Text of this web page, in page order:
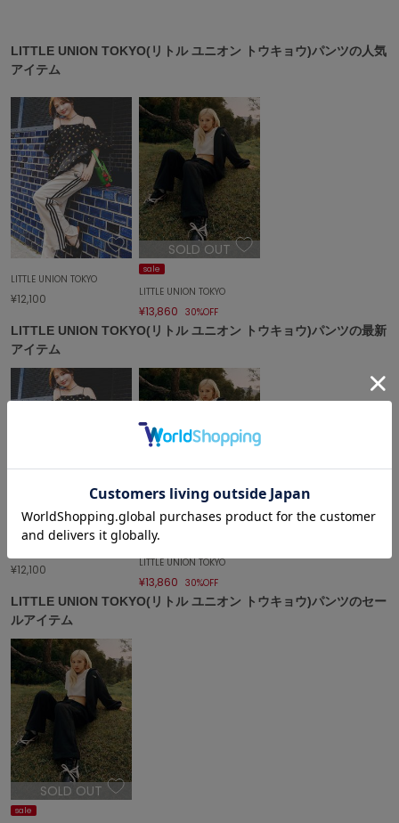
Ballelite
バレリット
BANDOLIER
バンドリヤー
Barbour
バブアー
Beyond Closet
ビヨンドクローゼット
カルバン・クライン
セルフォード
célon
セロン
COLE HAAN
コール ハーン
CONVERSE
コンバース
DANSKIN
ダンスキン
EIMY ISTOIRE
エイミー イストワール
emmi
エミ
LITTLE UNION TOKYO(リトル ユニオン トウキョウ)パンツの人気
アイテム
LITTLE UNION TOKYO
¥12,100
SOLD OUT
sale
LITTLE UNION TOKYO
¥13,860 30%OFF
LITTLE UNION TOKYO(リトル ユニオン トウキョウ)パンツの最新
アイテム
¥12,100
SOLD OUT
sale
LITTLE UNION TOKYO
¥13,860 30%OFF
LITTLE UNION TOKYO(リトル ユニオン トウキョウ)パンツのセー
ルアイテム
SOLD OUT
sale